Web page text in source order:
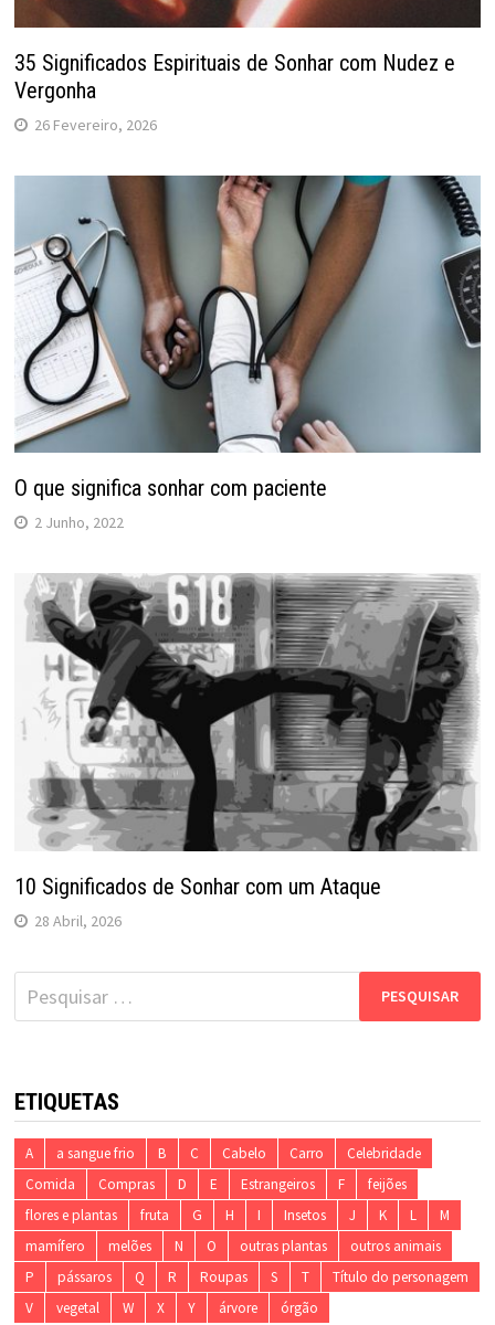
35 Significados Espirituais de Sonhar com Nudez e
Vergonha
26 Fevereiro, 2026
O que significa sonhar com paciente
2 Junho, 2022
10 Significados de Sonhar com um Ataque
28 Abril, 2026
Pesquisar
por:
ETIQUETAS
A a sangue frio B C Cabelo Carro
Celebridade
Comida
Compras D E Estrangeiros F
feijões
flores e plantas
fruta G H I Insetos J K L
M
mamífero
melões N O outras plantas
outros animais
P
pássaros Q R Roupas S T
Título do personagem
V
vegetal W X Y árvore órgão